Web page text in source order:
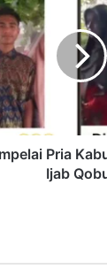
Pria
Ijab